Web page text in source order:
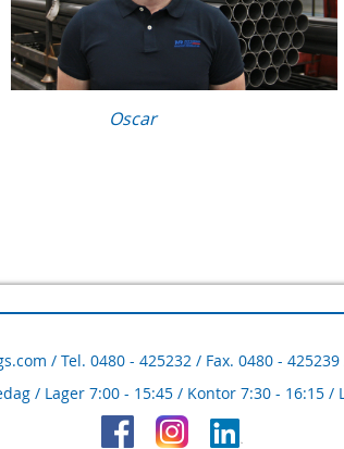
Oscar
/ Tel. 0480 - 425232 / Fax. 0480 -
/ Lager 7:00 - 15:45 / Kontor 7:30 - 16:15 /